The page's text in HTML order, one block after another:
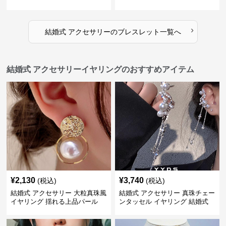
結婚式 アクセサリーのブレスレット一覧へ ›
結婚式 アクセサリーイヤリングのおすすめアイテム
¥2,130 (税込)
結婚式 アクセサリー 大粒真珠風
イヤリング 揺れる上品パール
¥3,740 (税込)
結婚式 アクセサリー 真珠チェー
ンタッセル イヤリング 結婚式